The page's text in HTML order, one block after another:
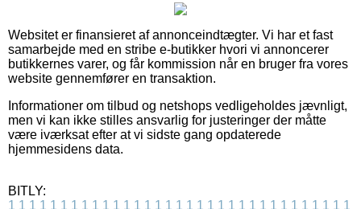
Websitet er finansieret af annonceindtægter. Vi har et fast
samarbejde med en stribe e-butikker hvori vi annoncerer
butikkernes varer, og får kommission når en bruger fra vores
website gennemfører en transaktion.
Informationer om tilbud og netshops vedligeholdes jævnligt,
men vi kan ikke stilles ansvarlig for justeringer der måtte
være iværksat efter at vi sidste gang opdaterede
hjemmesidens data.
BITLY:
1 1 1 1 1 1 1 1 1 1 1 1 1 1 1 1 1 1 1 1 1 1 1 1 1 1 1 1 1 1 1 1 1